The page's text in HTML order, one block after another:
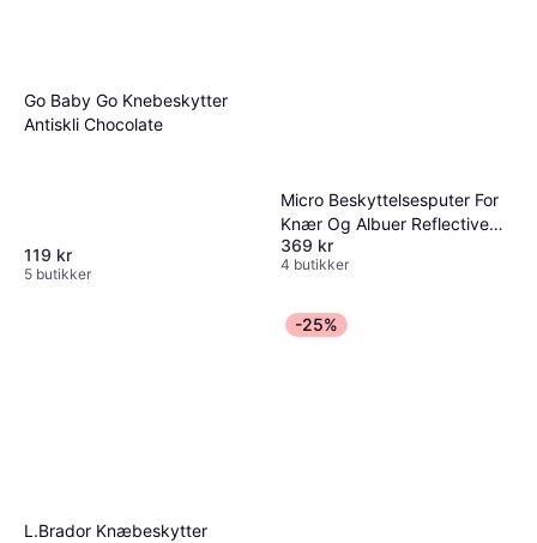
Go Baby Go Knebeskytter
Antiskli Chocolate
119 kr
5 butikker
Micro Beskyttelsesputer For
Knær Og Albuer Reflective
Blue
369 kr
4 butikker
L.Brador Knæbeskytter
-25%